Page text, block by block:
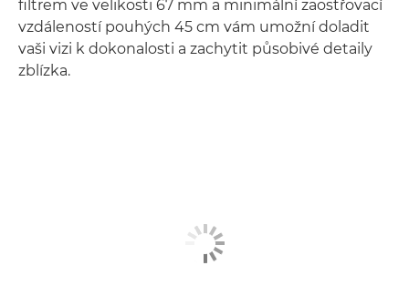
filtrem ve velikosti 67 mm a minimální zaostřovací
vzdáleností pouhých 45 cm vám umožní doladit
vaši vizi k dokonalosti a zachytit působivé detaily
zblízka.